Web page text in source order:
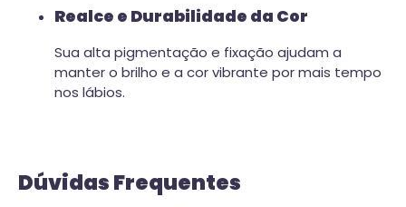
Realce e Durabilidade da Cor
Sua alta pigmentação e fixação ajudam a
manter o brilho e a cor vibrante por mais tempo
nos lábios.
Dúvidas Frequentes